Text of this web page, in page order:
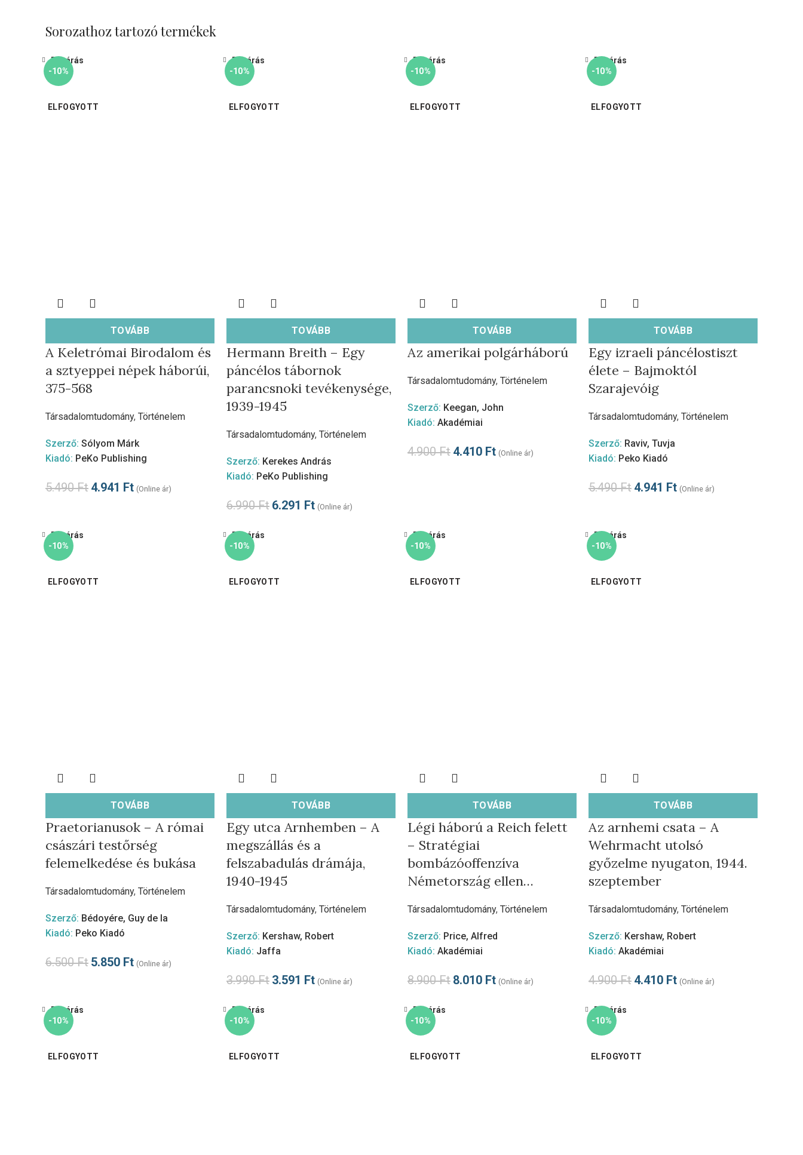
Sorozathoz tartozó termékek
-10%
ELFOGYOTT
TOVÁBB
Bezárás
A Keletrómai Birodalom és
a sztyeppei népek háborúi,
375-568
Társadalomtudomány, Történelem
Szerző: Sólyom Márk
Kiadó: PeKo Publishing
5.490Ft 4.941 Ft (Online ár)
-10%
ELFOGYOTT
TOVÁBB
Bezárás
Hermann Breith – Egy
páncélos tábornok
parancsnoki tevékenysége,
1939-1945
Társadalomtudomány, Történelem
Szerző: Kerekes András
Kiadó: PeKo Publishing
6.990Ft 6.291 Ft (Online ár)
-10%
ELFOGYOTT
TOVÁBB
Bezárás
Az amerikai polgárháború
Társadalomtudomány, Történelem
Szerző: Keegan, John
Kiadó: Akadémiai
4.900Ft 4.410 Ft (Online ár)
-10%
ELFOGYOTT
TOVÁBB
Bezárás
Egy izraeli páncélostiszt
élete – Bajmoktól
Szarajevóig
Társadalomtudomány, Történelem
Szerző: Raviv, Tuvja
Kiadó: Peko Kiadó
5.490Ft 4.941 Ft (Online ár)
-10%
ELFOGYOTT
TOVÁBB
Bezárás
Praetorianusok – A római
császári testőrség
felemelkedése és bukása
Társadalomtudomány, Történelem
Szerző: Bédoyére, Guy de la
Kiadó: Peko Kiadó
6.500Ft 5.850 Ft (Online ár)
-10%
ELFOGYOTT
TOVÁBB
Bezárás
Egy utca Arnhemben – A
megszállás és a
felszabadulás drámája,
1940-1945
Társadalomtudomány, Történelem
Szerző: Kershaw, Robert
Kiadó: Jaffa
3.990Ft 3.591 Ft (Online ár)
-10%
ELFOGYOTT
TOVÁBB
Bezárás
Légi háború a Reich felett
– Stratégiai
bombázóoffenzíva
Németország ellen…
Társadalomtudomány, Történelem
Szerző: Price, Alfred
Kiadó: Akadémiai
8.900Ft 8.010 Ft (Online ár)
-10%
ELFOGYOTT
TOVÁBB
Bezárás
Az arnhemi csata – A
Wehrmacht utolsó
győzelme nyugaton, 1944.
szeptember
Társadalomtudomány, Történelem
Szerző: Kershaw, Robert
Kiadó: Akadémiai
4.900Ft 4.410 Ft (Online ár)
-10%
ELFOGYOTT
Bezárás
-10%
ELFOGYOTT
Bezárás
-10%
ELFOGYOTT
Bezárás
-10%
ELFOGYOTT
Bezárás